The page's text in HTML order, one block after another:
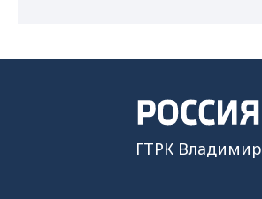
ГТРК Владимир